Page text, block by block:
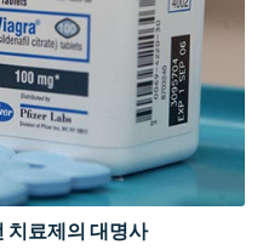
치료제의 대명사